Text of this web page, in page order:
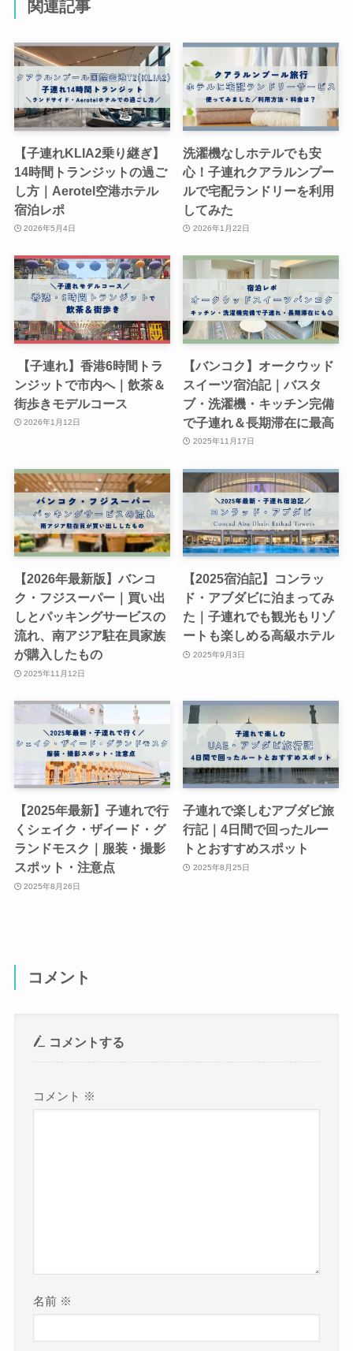
関連記事
【子連れKLIA2乗り継ぎ】
14時間トランジットの過ご
し方｜Aerotel空港ホテル
宿泊レポ
2026年5月4日
洗濯機なしホテルでも安
心！子連れクアラルンプー
ルで宅配ランドリーを利用
してみた
2026年1月22日
【子連れ】香港6時間トラ
ンジットで市内へ｜飲茶＆
街歩きモデルコース
2026年1月12日
【バンコク】オークウッド
スイーツ宿泊記｜バスタ
ブ・洗濯機・キッチン完備
で子連れ＆長期滞在に最高
2025年11月17日
【2026年最新版】バンコ
ク・フジスーパー｜買い出
しとパッキングサービスの
流れ、南アジア駐在員家族
が購入したもの
2025年11月12日
【2025宿泊記】コンラッ
ド・アブダビに泊まってみ
た｜子連れでも観光もリゾ
ートも楽しめる高級ホテル
2025年9月3日
【2025年最新】子連れで行
くシェイク・ザイード・グ
ランドモスク｜服装・撮影
スポット・注意点
2025年8月26日
子連れで楽しむアブダビ旅
行記｜4日間で回ったルー
トとおすすめスポット
2025年8月25日
コメント
コメントする
コメント ※
名前 ※